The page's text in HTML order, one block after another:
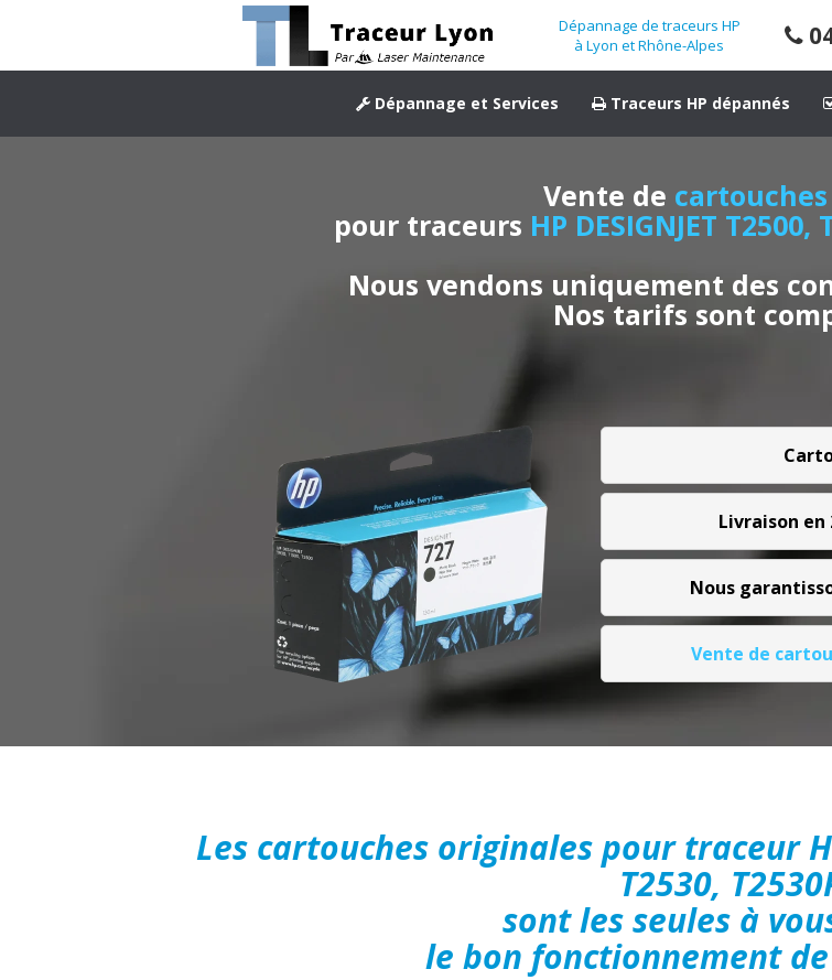
Dépannage de traceurs HP
à Lyon et Rhône-Alpes
Dépannage et Services Traceurs HP dépannés
Vente de
pour traceurs HP DESIGNJET T2500,
Nous vendons uniquement des
Nos tarifs sont
Livraison en
Nous
Vente de
Les cartouches originales pour traceur
T2530,
sont les seules à
le bon fonctionnement